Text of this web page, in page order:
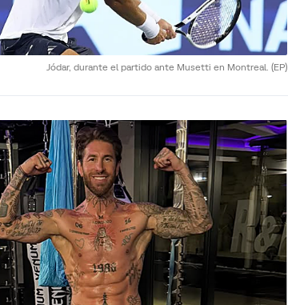
Jódar, durante el partido ante Musetti en Montreal. (EP)